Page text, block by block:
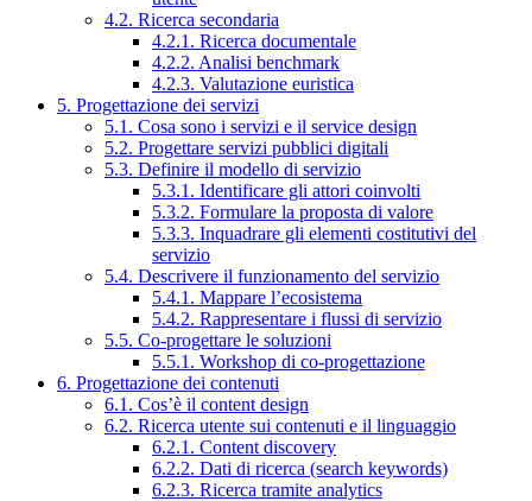
4.2. Ricerca secondaria
4.2.1. Ricerca documentale
4.2.2. Analisi benchmark
4.2.3. Valutazione euristica
5. Progettazione dei servizi
5.1. Cosa sono i servizi e il service design
5.2. Progettare servizi pubblici digitali
5.3. Definire il modello di servizio
5.3.1. Identificare gli attori coinvolti
5.3.2. Formulare la proposta di valore
5.3.3. Inquadrare gli elementi costitutivi del
servizio
5.4. Descrivere il funzionamento del servizio
5.4.1. Mappare l’ecosistema
5.4.2. Rappresentare i flussi di servizio
5.5. Co-progettare le soluzioni
5.5.1. Workshop di co-progettazione
6. Progettazione dei contenuti
6.1. Cos’è il content design
6.2. Ricerca utente sui contenuti e il linguaggio
6.2.1. Content discovery
6.2.2. Dati di ricerca (search keywords)
6.2.3. Ricerca tramite analytics